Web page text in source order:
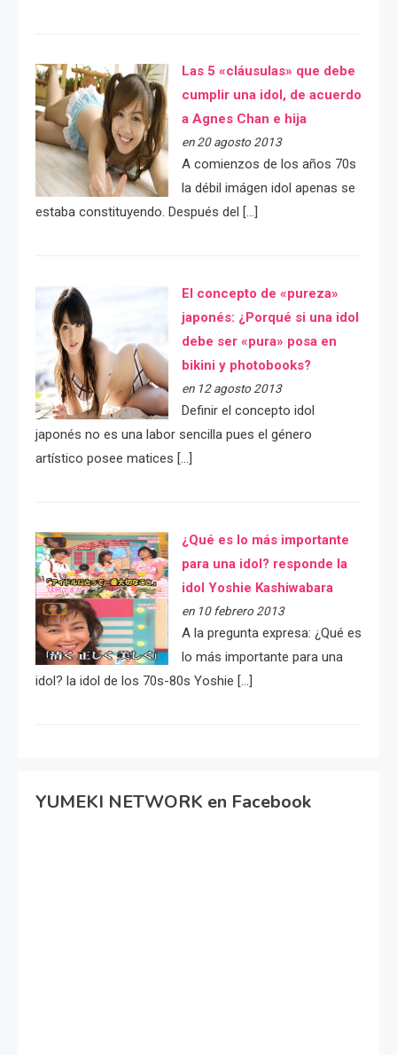
Las 5 «cláusulas» que debe
cumplir una idol, de acuerdo
a Agnes Chan e hija
en 20 agosto 2013
A comienzos de los años 70s
la débil imágen idol apenas se
estaba constituyendo. Después del […]
El concepto de «pureza»
japonés: ¿Porqué si una idol
debe ser «pura» posa en
bikini y photobooks?
en 12 agosto 2013
Definir el concepto idol
japonés no es una labor sencilla pues el género
artístico posee matices […]
¿Qué es lo más importante
para una idol? responde la
idol Yoshie Kashiwabara
en 10 febrero 2013
A la pregunta expresa: ¿Qué es
lo más importante para una
idol? la idol de los 70s-80s Yoshie […]
YUMEKI NETWORK en Facebook